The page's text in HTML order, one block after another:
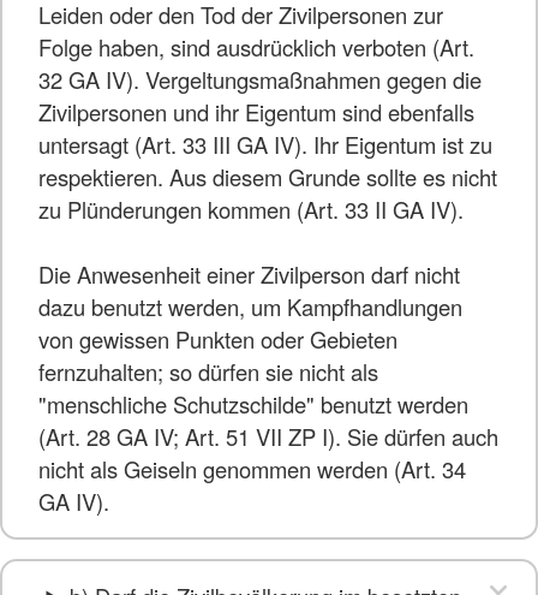
Leiden oder den Tod der Zivilpersonen zur
Folge haben, sind ausdrücklich verboten (Art.
32 GA IV). Vergeltungsmaßnahmen gegen die
Zivilpersonen und ihr Eigentum sind ebenfalls
untersagt (Art. 33 III GA IV). Ihr Eigentum ist zu
respektieren. Aus diesem Grunde sollte es nicht
zu Plünderungen kommen (Art. 33 II GA IV).
Die Anwesenheit einer Zivilperson darf nicht
dazu benutzt werden, um Kampfhandlungen
von gewissen Punkten oder Gebieten
fernzuhalten; so dürfen sie nicht als
"menschliche Schutzschilde" benutzt werden
(Art. 28 GA IV; Art. 51 VII ZP I). Sie dürfen auch
nicht als Geiseln genommen werden (Art. 34
GA IV).